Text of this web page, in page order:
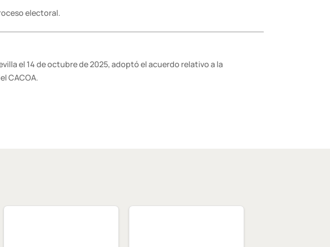
electoral.
el 14 de octubre de 2025, adoptó el acuerdo relativo a la
CACOA.